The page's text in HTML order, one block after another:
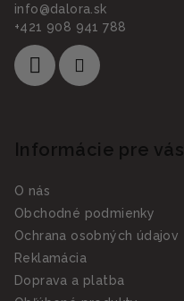
info@dalora.sk
+421 908 941 788
Informácie pre vás
O nás
Obchodné podmienky
Ochrana osobných údajov
Reklamácia
Doprava a platba